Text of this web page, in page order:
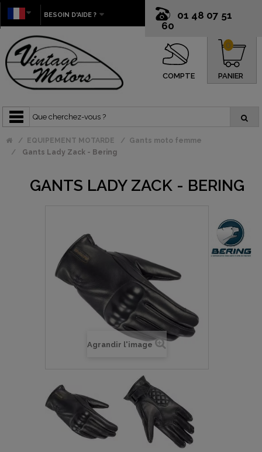
01 48 07 51
60
BESOIN D'AIDE ?
COMPTE PANIER
0
EQUIPEMENT MOTARDE
Gants moto femme
Gants Lady Zack - Bering
GANTS LADY ZACK - BERING
Agrandir l'image